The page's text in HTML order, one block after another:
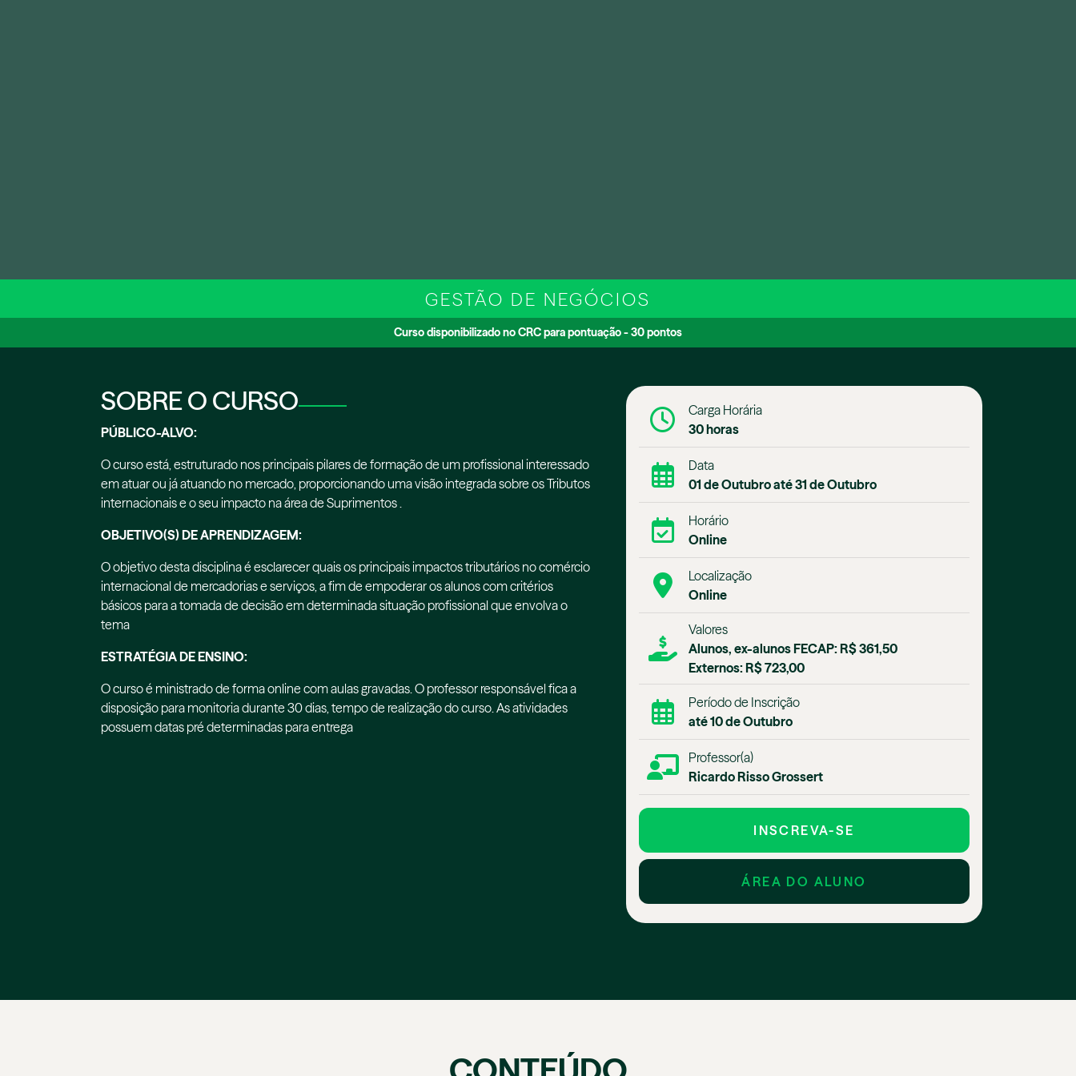
GESTÃO DE NEGÓCIOS
Curso disponibilizado no CRC para pontuação - 30 pontos
Carga Horária
30 horas
Data
01 de Outubro até 31 de Outubro
Horário
Online
Localização
Online
Valores
Alunos, ex-alunos FECAP: R$ 361,50
Externos: R$ 723,00
Período de Inscrição
até 10 de Outubro
Professor(a)
Ricardo Risso Grossert
INSCREVA-SE
ÁREA DO ALUNO
SOBRE O CURSO
PÚBLICO-ALVO:
O curso está, estruturado nos principais pilares de formação de um profissional interessado
em atuar ou já atuando no mercado, proporcionando uma visão integrada sobre os Tributos
internacionais e o seu impacto na área de Suprimentos .
OBJETIVO(S) DE APRENDIZAGEM:
O objetivo desta disciplina é esclarecer quais os principais impactos tributários no comércio
internacional de mercadorias e serviços, a fim de empoderar os alunos com critérios
básicos para a tomada de decisão em determinada situação profissional que envolva o
tema
ESTRATÉGIA DE ENSINO:
O curso é ministrado de forma online com aulas gravadas. O professor responsável fica a
disposição para monitoria durante 30 dias, tempo de realização do curso. As atividades
possuem datas pré determinadas para entrega